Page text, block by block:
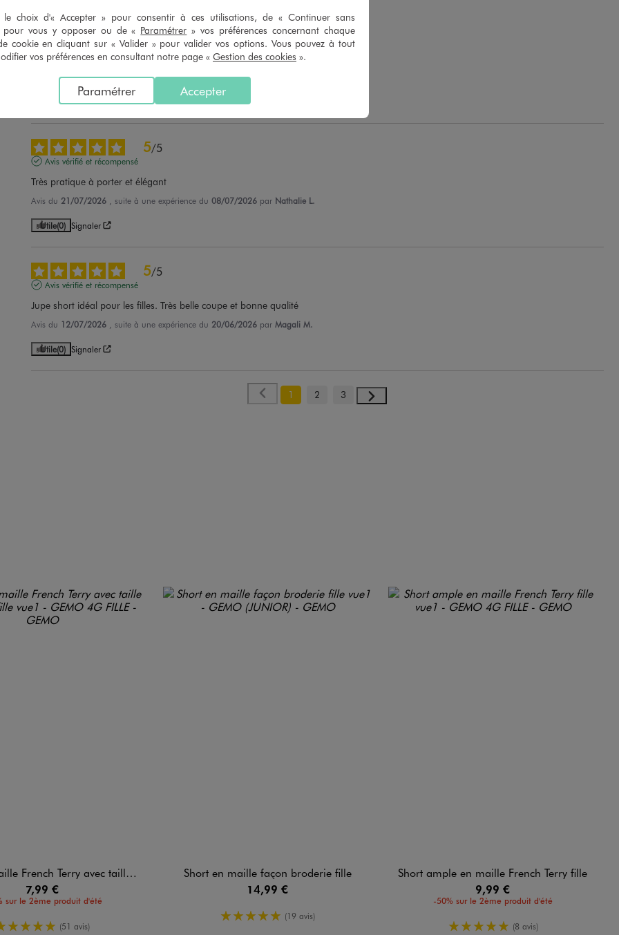
4/5
Avis vérifié et récompensé
Très bien mais je le déconseille si on a les cuisses qui se touchent
Avis du24/07/2026 , suite à une expérience du11/07/2026
(0) Signaler
5/5
Avis vérifié et récompensé
Très pratique à porter et élégant
Avis du 21/07/2026 , suite à une expérience du 08/07/2026 par Nathalie L.
Utile(0) Signaler
5/5
Avis vérifié et récompensé
Jupe short idéal pour les filles. Très belle coupe et bonne qualité
Avis du 12/07/2026 , suite à une expérience du 20/06/2026 par Magali M.
Utile(0) Signaler
1 2 3
Terry avec taille ajustable fille
7,99 €
sur le 2ème produit d'été
5/5 de moyenne
(51 avis)
Short en maille façon broderie fille
14,99 €
5/5 de moyenne
(19 avis)
Short ample en maille French Terry fille
9,99 €
-50% sur le 2ème produit d'été
5/5 de moyenne
(8 avis)
le choix d'« Accepter » pour consentir à ces utilisations, de « Continuer sans
pour vous y opposer ou de « Paramétrer » vos préférences concernant chaque
cookie en cliquant sur « Valider » pour valider vos options. Vous pouvez à tout
vos préférences en consultant notre page « Gestion des cookies ».
Accepter
Paramétrer